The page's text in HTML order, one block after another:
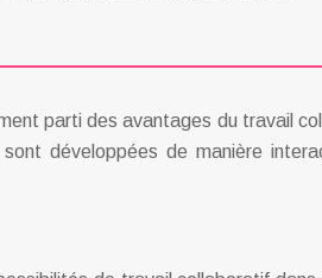
parti des avantages du travail
développées de manière